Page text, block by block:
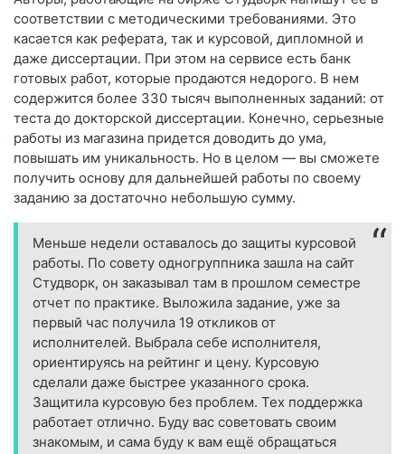
соответствии с методическими требованиями. Это
касается как реферата, так и курсовой, дипломной и
даже диссертации. При этом на сервисе есть банк
готовых работ, которые продаются недорого. В нем
содержится более 330 тысяч выполненных заданий: от
теста до докторской диссертации. Конечно, серьезные
работы из магазина придется доводить до ума,
повышать им уникальность. Но в целом — вы сможете
получить основу для дальнейшей работы по своему
заданию за достаточно небольшую сумму.
Меньше недели оставалось до защиты курсовой
работы. По совету одногруппника зашла на сайт
Студворк, он заказывал там в прошлом семестре
отчет по практике. Выложила задание, уже за
первый час получила 19 откликов от
исполнителей. Выбрала себе исполнителя,
ориентируясь на рейтинг и цену. Курсовую
сделали даже быстрее указанного срока.
Защитила курсовую без проблем. Тех поддержка
работает отлично. Буду вас советовать своим
знакомым, и сама буду к вам ещё обращаться